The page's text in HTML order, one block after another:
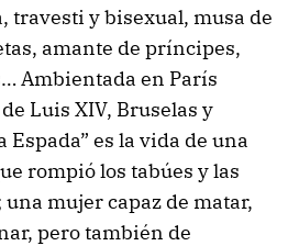
travesti y bisexual, musa de
amante de príncipes,
Ambientada en París
Luis XIV, Bruselas y
Espada” es la vida de una
rompió los tabúes y las
mujer capaz de matar,
pero también de